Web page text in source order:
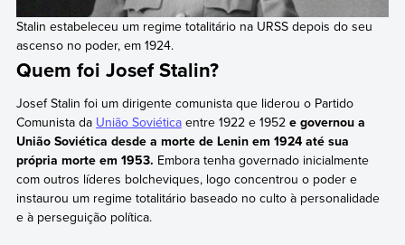
Stalin estabeleceu um regime totalitário na URSS depois do seu
ascenso no poder, em 1924.
Quem foi Josef Stalin?
Josef Stalin foi um dirigente comunista que liderou o Partido
Comunista da União Soviéticaentre 1922 e 1952 e governou a
União Soviética desde a morte de Lenin em 1924 até sua
própria morte em 1953. Embora tenha governado inicialmente
com outros líderes bolcheviques, logo concentrou o poder e
instaurou um regime totalitário baseado no culto à personalidade
e à perseguição política.